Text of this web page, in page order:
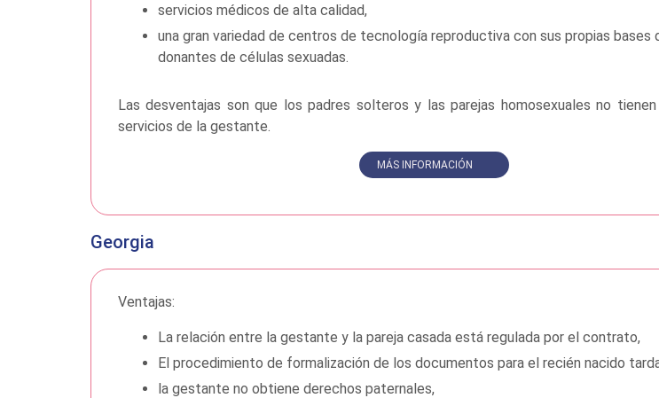
servicios médicos de alta calidad,
una gran variedad de centros de tecnología reproductiva con sus propias bases
donantes de células sexuadas.
Las desventajas son que los padres solteros y las parejas homosexuales no
servicios de la gestante.
MÁS INFORMACIÓN
Georgia
Ventajas:
La relación entre la gestante y la pareja casada está regulada por el contrato,
El procedimiento de formalización de los documentos para el recién nacido
la gestante no obtiene derechos paternales,